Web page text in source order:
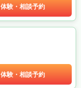
体験・相談予約
体験・相談予約